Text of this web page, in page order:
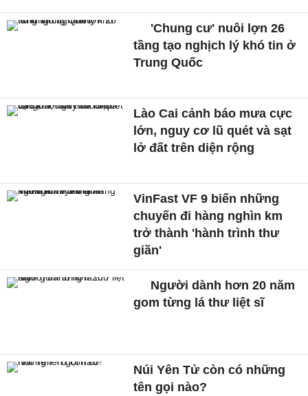
'Chung cư' nuôi lợn 26
tầng tạo nghịch lý khó tin ở
Trung Quốc
Lào Cai cảnh báo mưa cực
lớn, nguy cơ lũ quét và sạt
lở đất trên diện rộng
VinFast VF 9 biến những
chuyến đi hàng nghìn km
trở thành 'hành trình thư
giãn'
Người dành hơn 20 năm
gom từng lá thư liệt sĩ
Núi Yên Tử còn có những
tên gọi nào?